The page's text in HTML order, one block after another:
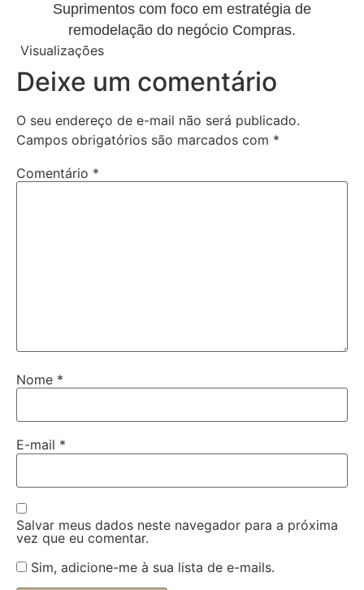
Suprimentos com foco em estratégia de
remodelação do negócio Compras.
Visualizações
Deixe um comentário
O seu endereço de e-mail não será publicado.
Campos obrigatórios são marcados com *
Comentário *
Nome *
E-mail *
Salvar meus dados neste navegador para a próxima
vez que eu comentar.
Sim, adicione-me à sua lista de e-mails.